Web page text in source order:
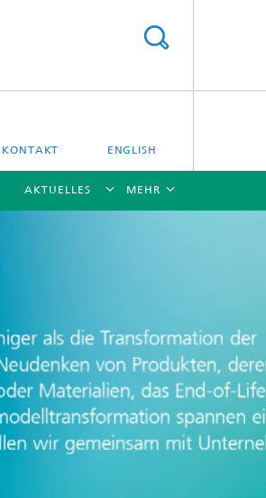
KONTAKT ENGLISH
AKTUELLES MEHR